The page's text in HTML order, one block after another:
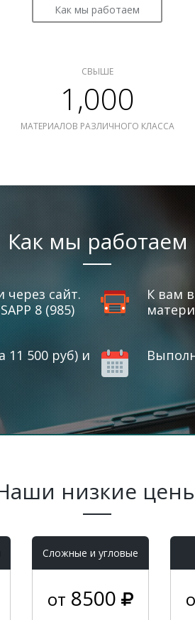
Как мы работаем
СВЫШЕ
1,000
МАТЕРИАЛОВ РАЗЛИЧНОГО КЛАССА
Как мы работаем
через сайт.
8 (985)
К вам
500 руб) и
низкие
Cложные и угловые
от 8500